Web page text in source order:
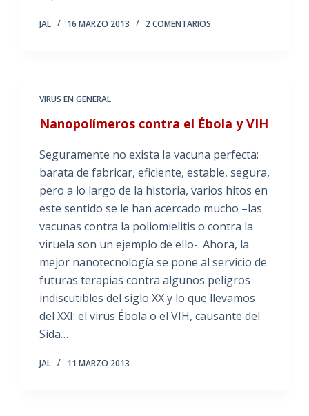
JAL 16 MARZO 2013 2 COMENTARIOS
VIRUS EN GENERAL
Nanopolímeros contra el Ébola y VIH
Seguramente no exista la vacuna perfecta:
barata de fabricar, eficiente, estable, segura,
pero a lo largo de la historia, varios hitos en
este sentido se le han acercado mucho –las
vacunas contra la poliomielitis o contra la
viruela son un ejemplo de ello-. Ahora, la
mejor nanotecnología se pone al servicio de
futuras terapias contra algunos peligros
indiscutibles del siglo XX y lo que llevamos
del XXI: el virus Ébola o el VIH, causante del
Sida…
JAL 11 MARZO 2013